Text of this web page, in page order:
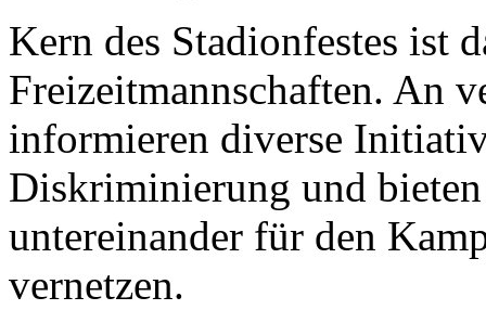
Kern des Stadionfestes ist
Freizeitmannschaften. An
informieren diverse
Diskriminierung und
untereinander für den
vernetzen.